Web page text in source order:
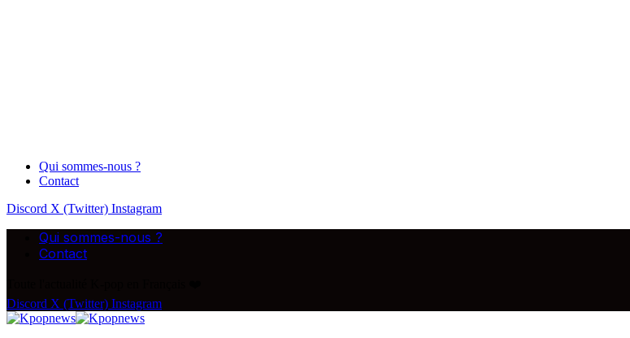
Qui sommes-nous ?
Contact
Discord X (Twitter) Instagram
Qui sommes-nous ?
Contact
Discord X (Twitter) Instagram